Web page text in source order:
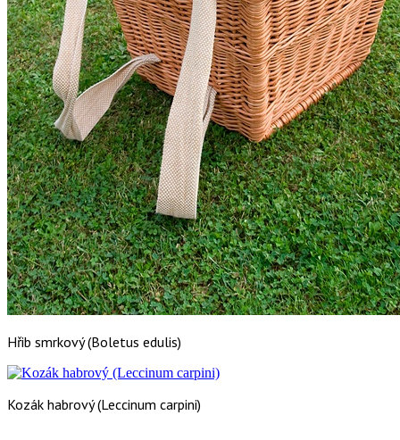
Hřib smrkový (Boletus edulis)
Kozák habrový (Leccinum carpini)